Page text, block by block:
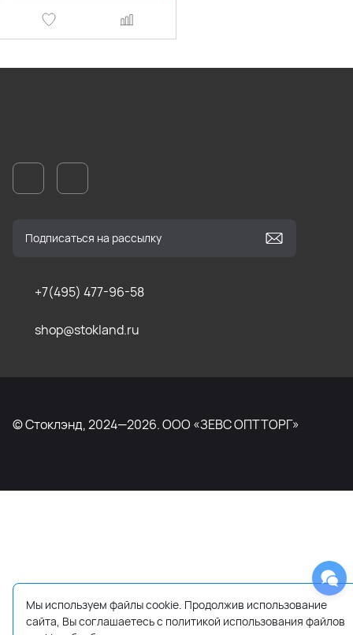
+7(495) 477-96-58
shop@stokland.ru
© Стоклэнд, 2024—2026. ООО «ЗЕВС ОПТТОРГ»
Мы используем файлы cookie. Продолжив использование
сайта, Вы соглашаетесь с политикой использования файлов